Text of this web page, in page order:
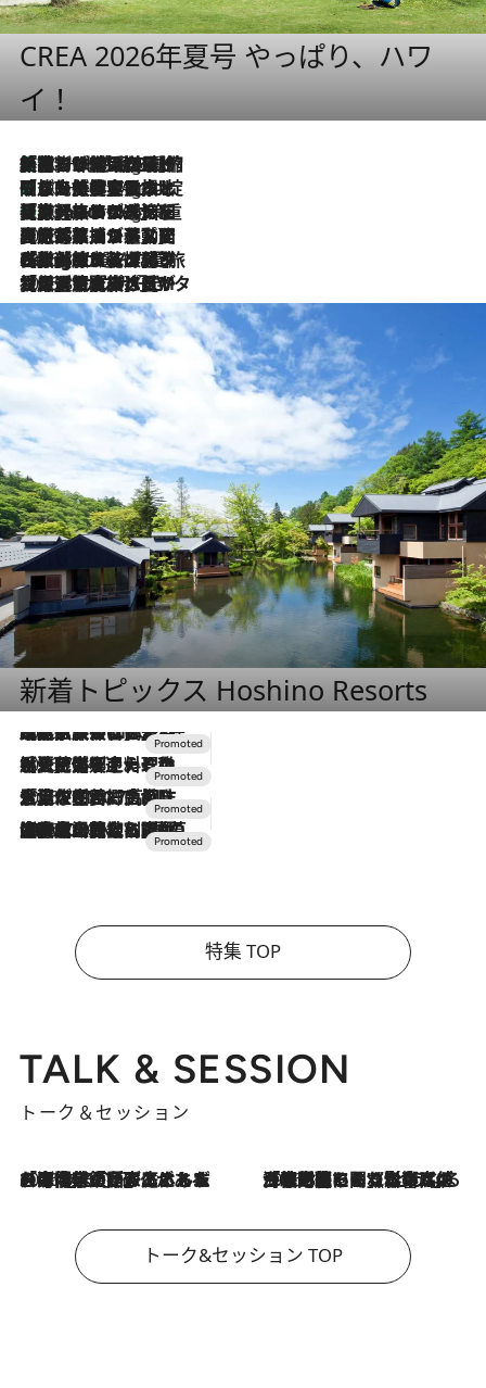
CREA 2026年夏号 やっぱり、ハワ
イ！
10 Hours Ago
「荷物が増えるほど旅ストレスは増す」美容ジャーナリストがたどり着いた最終結論。“化粧品を劇的に減らす”感動の凝縮美容とは
10 Hours Ago
「旅先には金髪ウィッグを持参」日本と同じメイクでは損してる!? 美容ジャーナリストが提案する“掟破りの旅美容”とは
10 Hours Ago
【厳選旅コスメ】「身軽さ＆UV対策重視！」ヘアアーティストshucoが選んだ夏旅ベストコスメを発表【Mサイズジップ】
2026.8.5
【厳選旅コスメ】国内をあちこち移動する河井菜摘が選んだ夏旅ベストコスメ発表！「リラックスアイテムはマスト」【Mサイズジップ】
2026.8.4
【厳選旅コスメ】「紫外線＆乾燥対策しながらメイク感も！」ヘア＆メイクGeorgeが選んだ夏旅ベストコスメを発表！【Mサイズジップ】
2026.8.3
【厳選旅コスメ】「保湿もタイパ重視！」“サウナ好き”タレント清水みさとが愛用する夏旅ベストコスメを発表！【Mサイズジップ】
新着トピックス Hoshino Resorts
2026.7.31
【ホテル帰省】という選択肢をOMOが提案。家族とほどよい距離を保つには「昼は実家、夜は気兼ねなくホテルで！」
2026.7.24
【夏限定ディナーコース】旬を迎える稚鮎や花ズッキーニなどをイタリア・トスカーナの郷土料理の手法で満喫！
2026.7.17
「土佐和ハーブかき氷」がOMO7高知に登場！生姜、山椒、大葉など目にも舌にも涼を呼ぶ郷土の味
2026.7.10
NEW OPEN！【界 草津】名湯の地に誕生。趣の異なる2種の温泉と上州ならではの会席・蕎麦割烹など美食を味わう究極の癒やし旅
特集 TOP
TALK & SESSION
トーク＆セッション
2026.8.3
「今後値上げがあるとすれば…」「リスクがあるのは今年の冬」エネルギー専門家が語る、ホルムズ海峡封鎖が家庭にもたらす“ある心配” 2026.8.3
「住宅建てられない…」「サーチャージ料の高値が続いている」ホルムズ海峡封鎖による影響はいつまで続く？《エネルギー専門家に聞く“どうなる日本の暮らし”》
トーク&セッション TOP